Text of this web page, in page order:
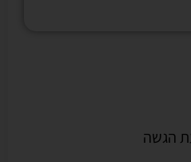
הגשה